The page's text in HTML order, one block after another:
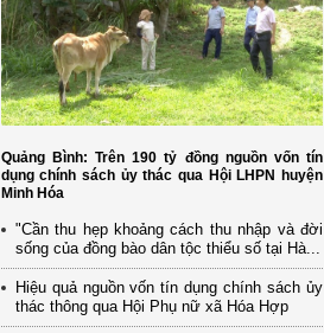
Quảng Bình: Trên 190 tỷ đồng nguồn vốn tín
dụng chính sách ủy thác qua Hội LHPN huyện
Minh Hóa
"Cần thu hẹp khoảng cách thu nhập và đời
sống của đồng bào dân tộc thiểu số tại Hà...
Hiệu quả nguồn vốn tín dụng chính sách ủy
thác thông qua Hội Phụ nữ xã Hóa Hợp